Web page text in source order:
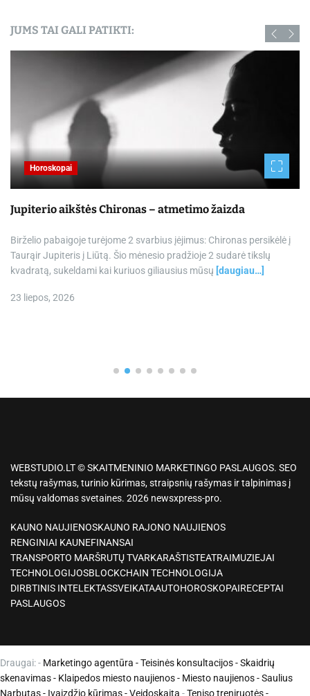
JUMS TAI GALI PATIKTI:
Horoskopai
Jupiterio aikštės Chironas – atmetimo žaizda
Birželio pabaigoje turėjome 2 svarbius įėjimus: Chironas persikėlė į
Taurąir Jupiteris į Liūtą. Šio mėnesio pradžioje 2 sudarė tikslų
kvadratą, sukeldami kai kuriuos giliausius mūsų [daugiau…]
23 liepos, 2026
WEBSTUDIO.LT © SKAITMENINIO MARKETINGO PASLAUGOS. SEO
tekstų rašymas, turinio kūrimas, straipsnių rašymas ir talpinimas į
mūsų valdomas svetaines. 2026 newsxpress-pro.
KAUNO NAUJIENOSKAUNO RAJONO NAUJIENOS
RENGINIAI KAUNEFINANSAI
TRANSPORTO MARŠRUTŲ TVARKARAŠTISTEATRAIMUZIEJAI
TECHNOLOGIJOSBLOCKCHAIN TECHNOLOGIJA
DIRBTINIS INTELEKTASSVEIKATAAUTOHOROSKOPAIRECEPTAI
PASLAUGOS
Draugai: - Marketingo agentūra -Teisinės konsultacijos-Skaidrių
skenavimas- Klaipedos miesto naujienos- Miesto naujienos-Saulius
Narbutas- Įvaizdžio kūrimas-Veidoskaita -Teniso treniruotės-